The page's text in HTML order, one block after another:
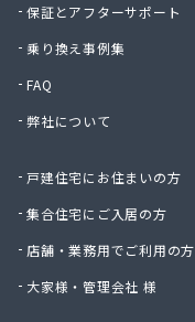
保証とアフターサポート
乗り換え事例集
FAQ
弊社について
戸建住宅にお住まいの方
集合住宅にご入居の方
店舗・業務用でご利用の方
大家様・管理会社 様